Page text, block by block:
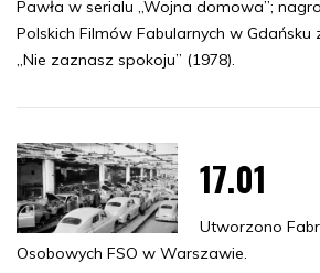
Pawła w serialu „Wojna domowa”;
Polskich Filmów Fabularnych w Gdańsku
„Nie zaznasz spokoju” (1978).
17.01
Utworzono
Osobowych FSO w Warszawie.